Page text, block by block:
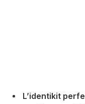
L’identikit